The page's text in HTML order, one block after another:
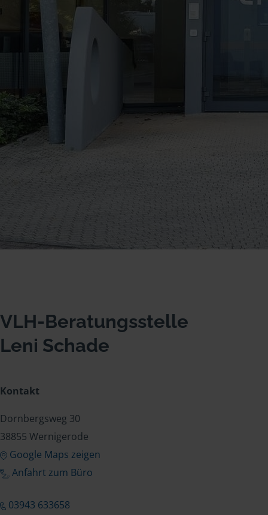
VLH-Beratungsstelle
Leni Schade
Kontakt
Dornbergsweg 30
38855 Wernigerode
Google Maps zeigen
Anfahrt zum Büro
03943 633658